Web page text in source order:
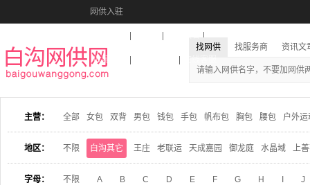
网供入驻
收藏本站
找网供 找服务商 资讯文
主营： 全部 女包 双背 男包 钱包 手包 帆布包 胸包 腰包 户外运
地区： 不限 白沟其它 王庄 老联运 天成嘉园 御龙庭 水晶域 上
字母： 不限 A B C D E F G H J